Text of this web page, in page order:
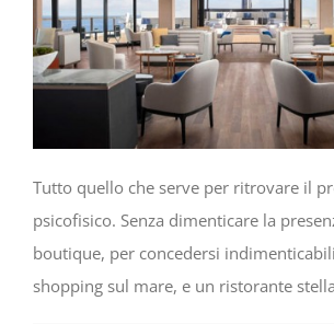
Tutto quello che serve per ritrovare il
psicofisico. Senza dimenticare la
boutique, per concedersi
shopping sul mare, e un ristorante